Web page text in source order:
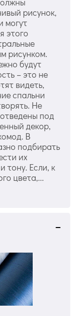
рисунок,
могут
этого
рисунком.
будут
– это не
видеть,
спальни
Не
под
декор,
В
подбирать
их
тону. Если, к
цвета,...